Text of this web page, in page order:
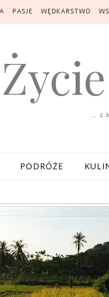
PASJE WĘDKARSTWO
… z
PODRÓŻE